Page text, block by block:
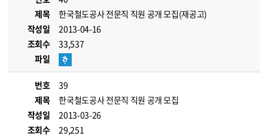
제목
한국철도공사 전문직 직원 공개 모집(재공고)
작성일
2013-04-16
조회수
33,537
파일
번호
39
제목
한국철도공사 전문직 직원 공개 모집
작성일
2013-03-26
조회수
29,251